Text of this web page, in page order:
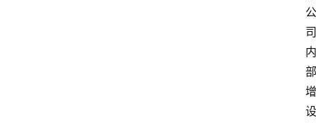
公
司
内
部
增
设